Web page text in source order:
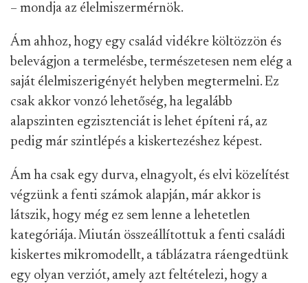
– mondja az élelmiszermérnök.
Ám ahhoz, hogy egy család vidékre költözzön és
belevágjon a termelésbe, természetesen nem elég a
saját élelmiszerigényét helyben megtermelni. Ez
csak akkor vonzó lehetőség, ha legalább
alapszinten egzisztenciát is lehet építeni rá, az
pedig már szintlépés a kiskertezéshez képest.
Ám ha csak egy durva, elnagyolt, és elvi közelítést
végzünk a fenti számok alapján, már akkor is
látszik, hogy még ez sem lenne a lehetetlen
kategóriája. Miután összeállítottuk a fenti családi
kiskertes mikromodellt, a táblázatra ráengedtünk
egy olyan verziót, amely azt feltételezi, hogy a